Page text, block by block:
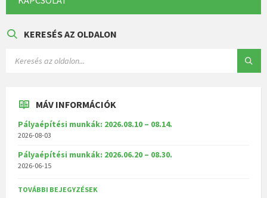
KERESÉS AZ OLDALON
MÁV INFORMÁCIÓK
Pályaépítési munkák: 2026.08.10 – 08.14.
2026-08-03
Pályaépítési munkák: 2026.06.20 – 08.30.
2026-06-15
TOVÁBBI BEJEGYZÉSEK